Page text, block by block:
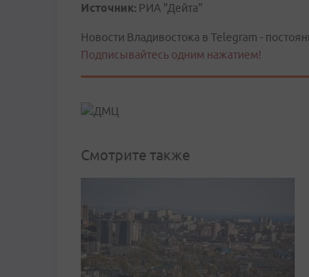
Источник: РИА "Дейта"
Новости Владивостока в Telegram -
Подписывайтесь одним нажатием!
Смотрите также